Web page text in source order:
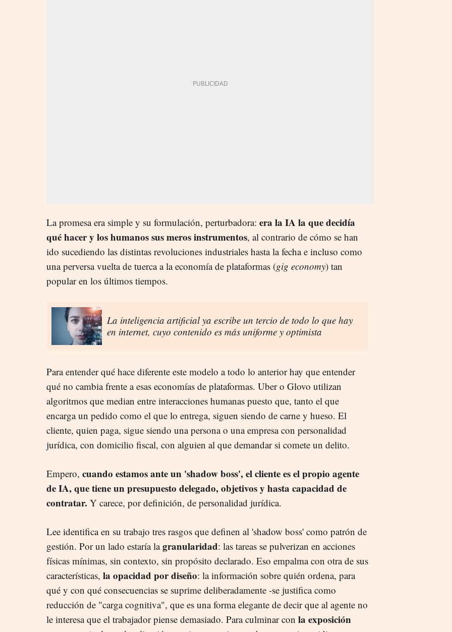
La promesa era simple y su formulación, perturbadora: era la IA la que decidía
qué hacer y los humanos sus meros instrumentos, al contrario de cómo se han
ido sucediendo las distintas revoluciones industriales hasta la fecha e incluso como
una perversa vuelta de tuerca a la economía de plataformas (gig economy) tan
popular en los últimos tiempos.
La inteligencia artificial ya escribe un tercio de todo lo que hay
en internet, cuyo contenido es más uniforme y optimista
Para entender qué hace diferente este modelo a todo lo anterior hay que entender
qué no cambia frente a esas economías de plataformas. Uber o Glovo utilizan
algoritmos que median entre interacciones humanas puesto que, tanto el que
encarga un pedido como el que lo entrega, siguen siendo de carne y hueso. El
cliente, quien paga, sigue siendo una persona o una empresa con personalidad
jurídica, con domicilio fiscal, con alguien al que demandar si comete un delito.
Empero, cuando estamos ante un 'shadow boss', el cliente es el propio agente
de IA, que tiene un presupuesto delegado, objetivos y hasta capacidad de
contratar. Y carece, por definición, de personalidad jurídica.
Lee identifica en su trabajo tres rasgos que definen al 'shadow boss' como patrón de
gestión. Por un lado estaría lagranularidad: las tareas se pulverizan en acciones
físicas mínimas, sin contexto, sin propósito declarado. Eso empalma con otra de sus
características, la opacidad por diseño: la información sobre quién ordena, para
qué y con qué consecuencias se suprime deliberadamente -se justifica como
reducción de "carga cognitiva", que es una forma elegante de decir que al agente no
le interesa que el trabajador piense demasiado. Para culminar con la exposición